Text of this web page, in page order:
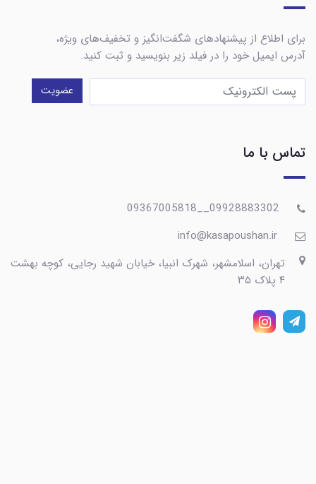
برای اطلاع از پیشنهادهای شگفت‌انگیز و تخفیف‌های ویژه،
آدرس ایمیل خود را در فیلد زیر بنویسید و ثبت کنید.
عضویت
تماس با ما
تهران، اسلامشهر، شهرک انبیا، خیابان شهید رجایی، کوچه بهشت
۴ پلاک ۳۵